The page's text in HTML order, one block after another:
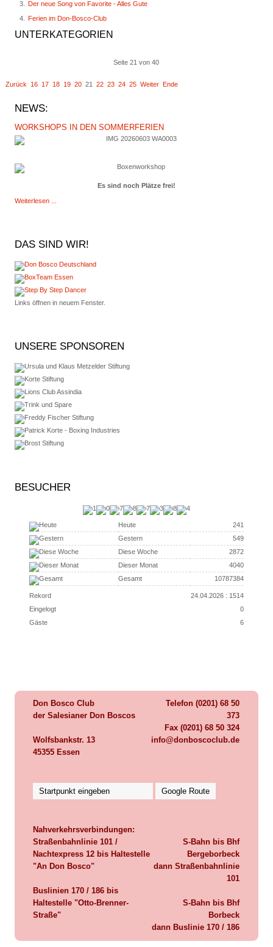
Der neue Song von Favorite - Alles Gute
Ferien im Don-Bosco-Club
UNTERKATEGORIEN
Seite 21 von 40
Zurück 16 17 18 19 20 21 22 23 24 25 Weiter Ende
NEWS:
WORKSHOPS IN DEN SOMMERFERIEN
Es sind noch Plätze frei!
Weiterlesen ...
DAS SIND WIR!
Links öffnen in neuem Fenster.
UNSERE SPONSOREN
BESUCHER
Heute
241
Gestern
549
Diese Woche
2872
Dieser Monat
4040
Gesamt
10787384
Rekord
24.04.2026 : 1514
Eingelogt
0
Gäste
6
Don Bosco Club
der Salesianer Don Boscos
Wolfsbankstr. 13
45355 Essen
Telefon (0201) 68 50
373
Fax (0201) 68 50 324
info@donboscoclub.de
Nahverkehrsverbindungen:
Straßenbahnlinie 101 /
Nachtexpress 12 bis Haltestelle
"An Don Bosco"
Buslinien 170 / 186 bis
Haltestelle "Otto-Brenner-
Straße"
S-Bahn bis Bhf
Bergeborbeck
dann Straßenbahnlinie
101
S-Bahn bis Bhf
Borbeck
dann Buslinie 170 / 186